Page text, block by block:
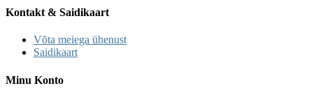
Kontakt & Saidikaart
Võta meiega ühenust
Saidikaart
Minu Konto